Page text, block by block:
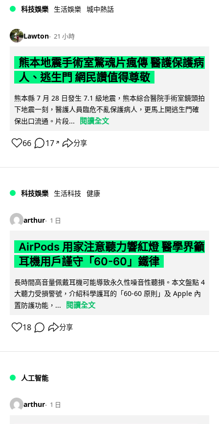
科技娛樂 生活娛樂 城中熱話
Lawton 21 小時
熊本地震手術室驚魂片瘋傳 醫護保護病
人、逃生門 網民讚值得尊敬
熊本縣 7 月 28 日發生 7.1 級地震，熊本綜合醫院手術室鏡頭拍
下地震一刻，醫護人員臨危不亂保護病人，更馬上開逃生門確
保出口流通。片段...
閱讀全文
66 17 ↗ 分享
科技娛樂 生活科技 健康
arthur 1 日
AirPods 用家注意聽力響紅燈 醫學界籲
耳機用戶謹守「60-60」鐵律
長時間高音量佩戴耳機可能導致永久性噪音性聽損。本文盤點 4
大聽力受損警號，介紹科學護耳的「60-60 原則」及 Apple 內
置防護功能，...
閱讀全文
18 分享
人工智能
arthur 1 日